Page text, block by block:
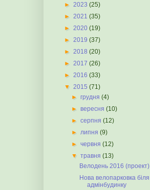
► 2023 (25)
► 2021 (35)
► 2020 (19)
► 2019 (37)
► 2018 (20)
► 2017 (26)
► 2016 (33)
▼ 2015 (71)
►грудня(4)
►вересня(10)
►серпня(12)
►липня(9)
►червня(12)
▼травня(13)
Велодень 2016 (проект)
Нова велопарковка біля
адмінбудинку